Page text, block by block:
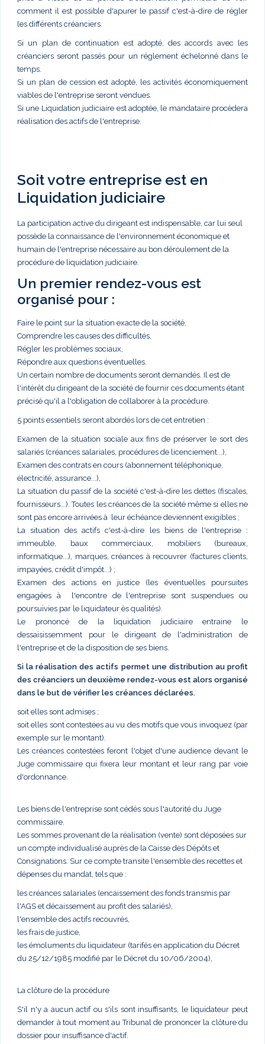
comment il est possible d'apurer le passif c'est-à-dire de régler
les différents créanciers.
Si un plan de continuation est adopté, des accords avec les
créanciers seront passés pour un réglement échelonné dans le
temps.
Si un plan de cession est adopté, les activités économiquement
viables de l'entreprise seront vendues.
Si une Liquidation judiciaire est adoptée, le mandataire procèdera
réalisation des actifs de l'entreprise.
Soit votre entreprise est en
Liquidation judiciaire
La participation active du dirigeant est indispensable, car lui seul
possède la connaissance de l'environnement économique et
humain de l'entreprise nécessaire au bon déroulement de la
procédure de liquidation judiciaire.
Un premier rendez-vous est
organisé pour :
Faire le point sur la situation exacte de la société,
Comprendre les causes des difficultés,
Régler les problèmes sociaux,
Répondre aux questions éventuelles.
Un certain nombre de documents seront demandés. Il est de
l'intérêt du dirigeant de la société de fournir ces documents étant
précisé qu'il a l'obligation de collaborer à la procédure.
5 points essentiels seront abordés lors de cet entretien :
Examen de la situation sociale aux fins de préserver le sort des
salariés (créances salariales, procédures de licenciement...),
Examen des contrats en cours (abonnement téléphonique,
électricité, assurance...),
La situation du passif de la société c'est-à-dire les dettes (fiscales,
fournisseurs...). Toutes les créances de la société même si elles ne
sont pas encore arrivées à leur échéance deviennent exigibles ;
La situation des actifs c'est-à-dire les biens de l'entreprise :
immeuble, baux commerciaux, mobiliers (bureaux,
informatique...), marques, créances à recouvrer (factures clients,
impayées, crédit d'impôt...) ;
Examen des actions en justice (les éventuelles poursuites
engagées à l'encontre de l'entreprise sont suspendues ou
poursuivies par le liquidateur ès qualités).
Le prononcé de la liquidation judiciaire entraine le
dessaisissemment pour le dirigeant de l'administration de
l'entreprise et de la disposition de ses biens.
Si la réalisation des actifs permet une distribution au profit
des créanciers un deuxième rendez-vous est alors organisé
dans le but de vérifier les créances déclarées.
soit elles sont admises ;
soit elles sont contestées au vu des motifs que vous invoquez (par
exemple sur le montant).
Les créances contestées feront l'objet d'une audience devant le
Juge commissaire qui fixera leur montant et leur rang par voie
d'ordonnance.
Les biens de l'entreprise sont cédés sous l'autorité du Juge
commissaire.
Les sommes provenant de la réalisation (vente) sont déposées sur
un compte individualisé auprès de la Caisse des Dépôts et
Consignations. Sur ce compte transite l'ensemble des recettes et
dépenses du mandat, tels que :
les créances salariales (encaissement des fonds transmis par
l'AGS et décaissement au profit des salariés),
l'ensemble des actifs recouvrés,
les frais de justice,
les émoluments du liquidateur (tarifés en application du Décret
du 25/12/1985 modifié par le Décret du 10/06/2004),
La clôture de la procédure
S'il n'y a aucun actif ou s'ils sont insuffisants, le liquidateur peut
demander à tout moment au Tribunal de prononcer la clôture du
dossier pour insuffisance d'actif.